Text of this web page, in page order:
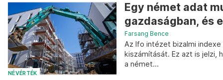
NÉVÉRTÉK
Egy német adat
gazdaságban, és
Farsang Bence
Az Ifo intézet bizalmi
kiszámítását. Ez azt is jelzi,
a német...